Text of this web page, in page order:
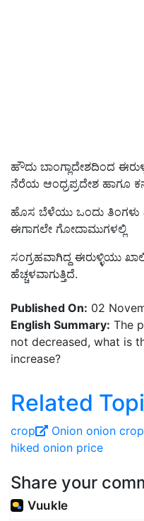
ಹೌದು ಬಾಂಗ್ಲಾದೇಶದಿಂದ
ನೆರೆಯ ಆಂಧ್ರಪ್ರದೇಶ ಹಾಗೂ
ಹೊಸ ಬೆಳೆಯು ಒಂದು ತಿಂಗಳು
ಈಗಾಗಲೇ ಗೋದಾಮುಗಳಲ್ಲಿ
ಸಂಗ್ರಹವಾಗಿದ್ದ ಈರುಳ್ಳಿಯು
ಹೆಚ್ಚಳವಾಗುತ್ತಿದೆ.
Published On: 02
English Summary: The
not decreased, what is
increase?
Related
crop Onion onion crop
hiked onion price
Share your